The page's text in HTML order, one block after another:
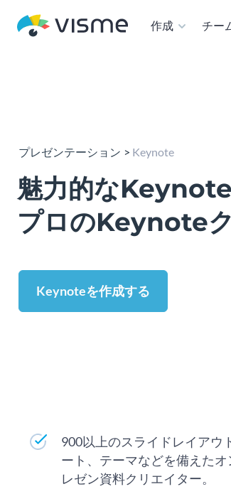
作成 チー
プレゼンテーション Keynote
魅力的な
プロのKeynote
Keynoteを作成する
900以上のスライドレイアウ
ート、テーマなどを備えた
レゼン資料クリエイター。